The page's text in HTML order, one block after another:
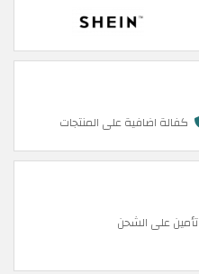
كفالة اضافية على المنتجات
تأمين على الشحن